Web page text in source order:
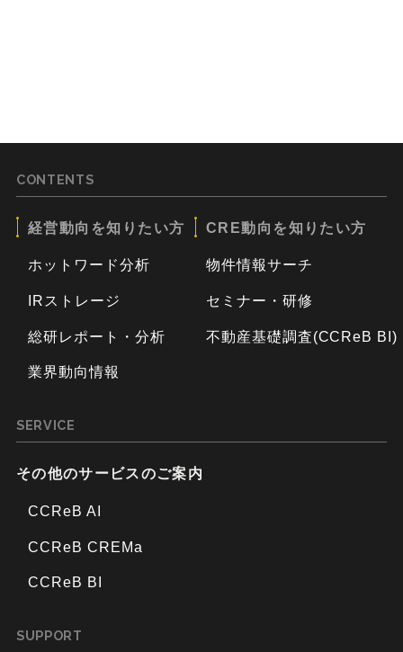
CONTENTS
経営動向を知りたい方
ホットワード分析
IRストレージ
総研レポート・分析
業界動向情報
CRE動向を知りたい方
物件情報サーチ
セミナー・研修
不動産基礎調査(CCReB BI)
SERVICE
その他のサービスのご案内
CCReB AI
CCReB CREMa
CCReB BI
SUPPORT